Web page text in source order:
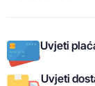
Uvjeti
Uvjeti